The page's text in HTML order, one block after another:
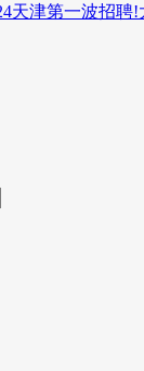
天津第一波招